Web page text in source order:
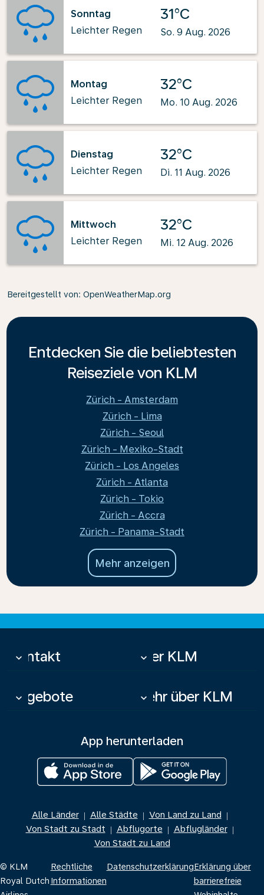
Sonntag
Leichter Regen
31°C
So. 9 Aug. 2026
Montag
Leichter Regen
32°C
Mo. 10 Aug. 2026
Dienstag
Leichter Regen
32°C
Di. 11 Aug. 2026
Mittwoch
Leichter Regen
32°C
Mi. 12 Aug. 2026
Bereitgestellt von: OpenWeatherMap.org
Entdecken Sie die beliebtesten
Reiseziele von KLM
Zürich - Amsterdam
Zürich - Lima
Zürich - Seoul
Zürich - Mexiko-Stadt
Zürich - Los Angeles
Zürich - Atlanta
Zürich - Tokio
Zürich - Accra
Zürich - Panama-Stadt
Mehr anzeigen
Kontakt
keyboard_arrow_down Über KLM
keyboard_arrow_down
Angebote
keyboard_arrow_down Mehr über KLM
keyboard_arrow_down
App herunterladen
Alle Länder | Alle Städte | Von Land zu Land |
Von Stadt zu Stadt | Abflugorte | Abflugländer |
Von Stadt zu Land
© KLM
Royal Dutch
Rechtliche
Informationen
DatenschutzerklärungErklärung über
barrierefreie